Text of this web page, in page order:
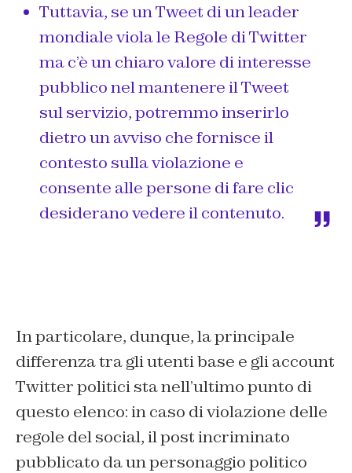
Tuttavia, se un Tweet di un leader
mondiale viola le Regole di Twitter
ma c’è un chiaro valore di interesse
pubblico nel mantenere il Tweet
sul servizio, potremmo inserirlo
dietro un avviso che fornisce il
contesto sulla violazione e
consente alle persone di fare clic
desiderano vedere il contenuto.
In particolare, dunque, la principale
differenza tra gli utenti base e gli account
Twitter politici sta nell’ultimo punto di
questo elenco: in caso di violazione delle
regole del social, il post incriminato
pubblicato da un personaggio politico